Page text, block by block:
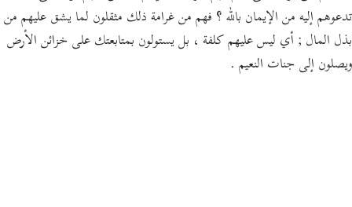
تدعوهم إليه من الإيمان بالله ؟ فهم من غرامة ذلك مثقلون لما يشق عليهم من
بذل المال ; أي ليس عليهم كلفة ، بل يستولون بمتابعتك على خزائن الأرض
ويصلون إلى جنات النعيم .